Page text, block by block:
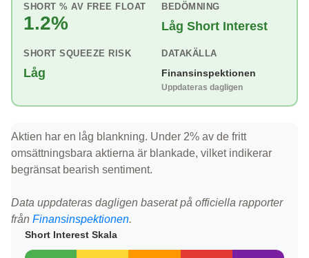
SHORT % AV FREE FLOAT
1.2%
BEDÖMNING
Låg Short Interest
SHORT SQUEEZE RISK
Låg
DATAKÄLLA
Finansinspektionen
Uppdateras dagligen
Aktien har en låg blankning. Under 2% av de fritt
omsättningsbara aktierna är blankade, vilket indikerar
begränsat bearish sentiment.
Data uppdateras dagligen baserat på officiella rapporter
från Finansinspektionen.
Short Interest Skala